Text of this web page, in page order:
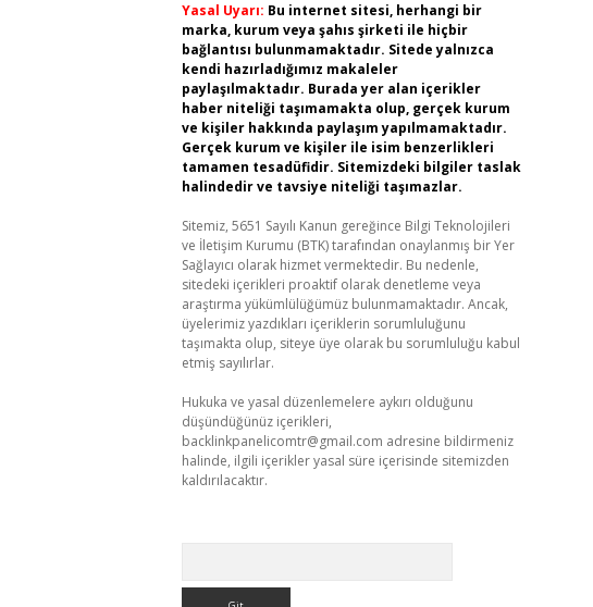
Yasal Uyarı: Bu internet sitesi, herhangi bir
marka, kurum veya şahıs şirketi ile hiçbir
bağlantısı bulunmamaktadır. Sitede yalnızca
kendi hazırladığımız makaleler
paylaşılmaktadır. Burada yer alan içerikler
haber niteliği taşımamakta olup, gerçek kurum
ve kişiler hakkında paylaşım yapılmamaktadır.
Gerçek kurum ve kişiler ile isim benzerlikleri
tamamen tesadüfidir. Sitemizdeki bilgiler taslak
halindedir ve tavsiye niteliği taşımazlar.
Sitemiz, 5651 Sayılı Kanun gereğince Bilgi Teknolojileri
ve İletişim Kurumu (BTK) tarafından onaylanmış bir Yer
Sağlayıcı olarak hizmet vermektedir. Bu nedenle,
sitedeki içerikleri proaktif olarak denetleme veya
araştırma yükümlülüğümüz bulunmamaktadır. Ancak,
üyelerimiz yazdıkları içeriklerin sorumluluğunu
taşımakta olup, siteye üye olarak bu sorumluluğu kabul
etmiş sayılırlar.
Hukuka ve yasal düzenlemelere aykırı olduğunu
düşündüğünüz içerikleri,
backlinkpanelicomtr@gmail.com adresine bildirmeniz
halinde, ilgili içerikler yasal süre içerisinde sitemizden
kaldırılacaktır.